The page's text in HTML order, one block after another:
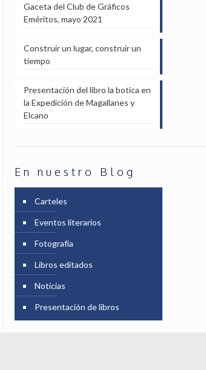
Gaceta del Club de Gráficos
Eméritos, mayo 2021
Construir un lugar, construir un
tiempo
Presentación del libro la botica en
la Expedición de Magallanes y
Elcano
En nuestro Blog
Carteles
Eventos literarios
Fotografía
Libros editados
Noticias
Presentación de libros